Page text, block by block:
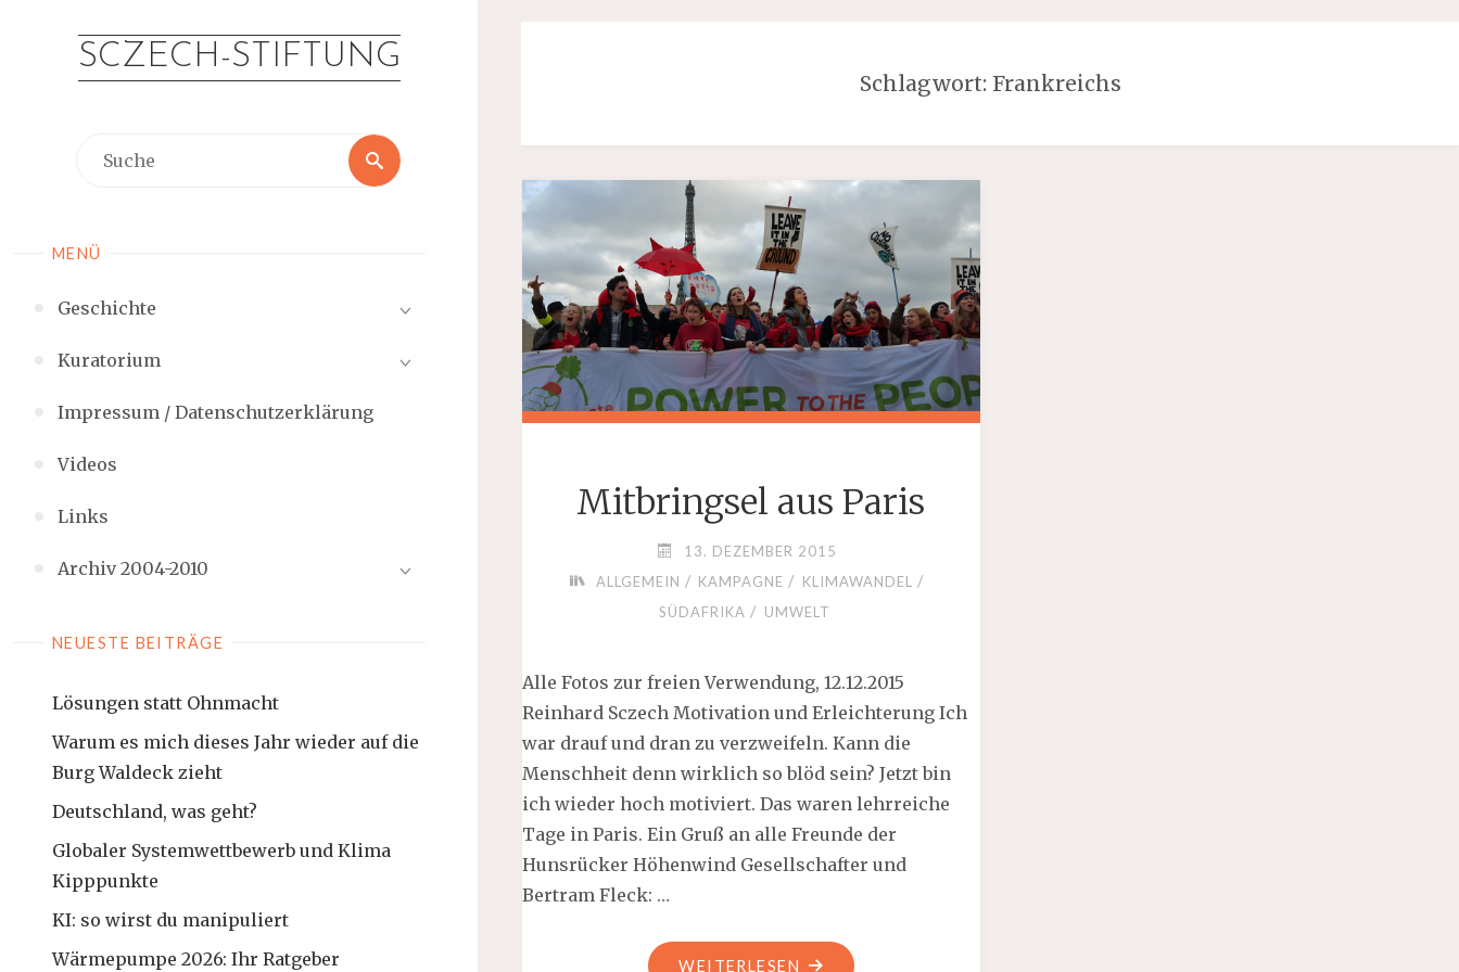
springenSCZECH-STIFTUNG
Suche
Suche
MENÜ
Geschichte
Kuratorium
Impressum / Datenschutzerklärung
Videos
Links
Archiv 2004-2010
NEUESTE BEITRÄGE
Lösungen statt Ohnmacht
Warum es mich dieses Jahr wieder auf die
Burg Waldeck zieht
Deutschland, was geht?
Globaler Systemwettbewerb und Klima
Kipppunkte
KI: so wirst du manipuliert
Wärmepumpe 2026: Ihr Ratgeber
Schlagwort: Frankreichs
Mitbringsel aus Paris
13. DEZEMBER 2015
ALLGEMEIN / KAMPAGNE / KLIMAWANDEL /
SÜDAFRIKA / UMWELT
Alle Fotos zur freien Verwendung, 12.12.2015
Reinhard Sczech Motivation und Erleichterung Ich
war drauf und dran zu verzweifeln. Kann die
Menschheit denn wirklich so blöd sein? Jetzt bin
ich wieder hoch motiviert. Das waren lehrreiche
Tage in Paris. Ein Gruß an alle Freunde der
Hunsrücker Höhenwind Gesellschafter und
Bertram Fleck: …
WEITERLESEN "MITBRINGSEL